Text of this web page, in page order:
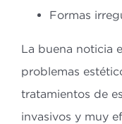
Formas
La buena noticia
problemas
tratamientos de
invasivos y muy